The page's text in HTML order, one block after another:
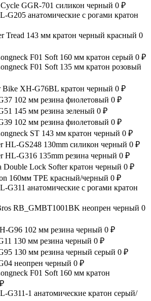
GGR-701 силикон черный 0 ₽
G205 анатомические с рогами кратон
Tread 143 мм кратон черный красный 0
F01 Soft 160 мм кратон серый 0 ₽
F01 Soft 135 мм кратон розовый
Bike XH-G76BL кратон черный 0 ₽
102 мм резина фиолетовый 0 ₽
145 мм резина зеленый 0 ₽
102 мм резина фиолетовый 0 ₽
ST 143 мм кратон черный 0 ₽
HL-GS248 130mm силикон черный 0 ₽
HL-G316 135mm резина черный 0 ₽
Double Lock Softer кратон черный 0 ₽
160мм TPE красный/черный 0 ₽
G311 анатомические с рогами кратон
RB_GMBT1001BK неопрен черный 0
G96 102 мм резина черный 0 ₽
130 мм резина черный 0 ₽
130 мм резина черный серый 0 ₽
неопрен черный 0 ₽
F01 Soft 160 мм кратон
G311-1 анатомические кратон серый/